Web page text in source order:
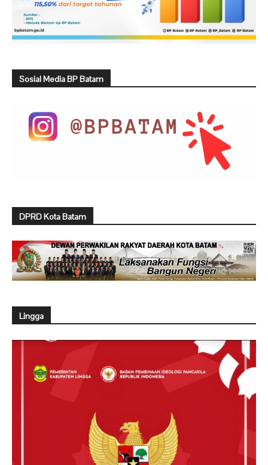
Sosial Media BP Batam
DPRD Kota Batam
Lingga